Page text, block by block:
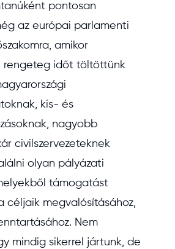
pontosan
az európai parlamenti
amikor
rengeteg időt töltöttünk
kis- és
nagyobb
civilszervezeteknek
olyan pályázati
támogatást
céljaik megvalósításához,
Nem
mindig sikerrel jártunk, de